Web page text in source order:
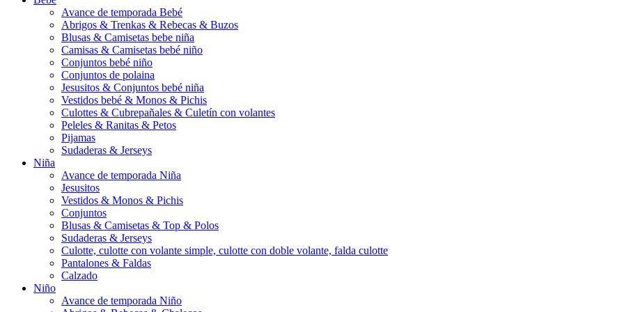
Avance de temporada Bebé
Abrigos & Trenkas & Rebecas & Buzos
Blusas & Camisetas bebe niña
Camisas & Camisetas bebé niño
Conjuntos bebé niño
Conjuntos de polaina
Jesusitos & Conjuntos bebé niña
Vestidos bebé & Monos & Pichis
Culottes & Cubrepañales & Culetín con volantes
Peleles & Ranitas & Petos
Pijamas
Sudaderas & Jerseys
Niña
Avance de temporada Niña
Jesusitos
Vestidos & Monos & Pichis
Conjuntos
Blusas & Camisetas & Top & Polos
Sudaderas & Jerseys
Culotte, culotte con volante simple, culotte con doble volante, falda culotte
Pantalones & Faldas
Calzado
Niño
Avance de temporada Niño